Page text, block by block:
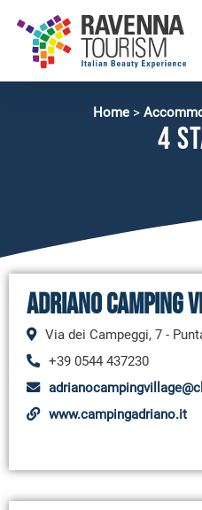
Home>
4
Adriano Camping
Via dei Campeggi, 7 -
+39 0544 437230
www.campingadriano.it